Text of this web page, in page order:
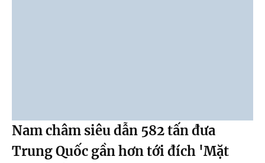
Nam châm siêu dẫn 582 tấn đưa
Trung Quốc gần hơn tới đích 'Mặt